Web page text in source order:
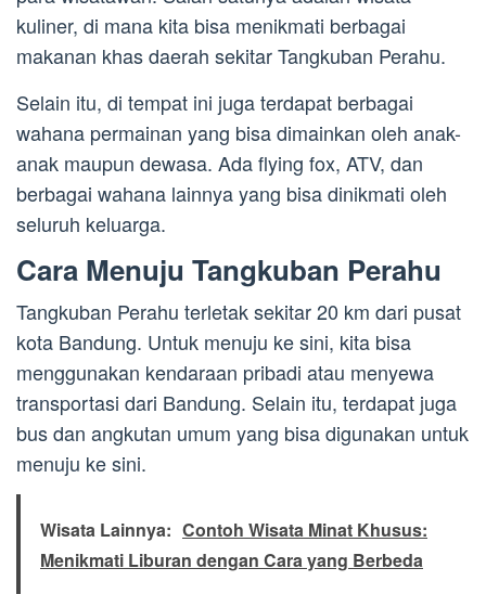
kuliner, di mana kita bisa menikmati berbagai
makanan khas daerah sekitar Tangkuban Perahu.
Selain itu, di tempat ini juga terdapat berbagai
wahana permainan yang bisa dimainkan oleh anak-
anak maupun dewasa. Ada flying fox, ATV, dan
berbagai wahana lainnya yang bisa dinikmati oleh
seluruh keluarga.
Cara Menuju Tangkuban Perahu
Tangkuban Perahu terletak sekitar 20 km dari pusat
kota Bandung. Untuk menuju ke sini, kita bisa
menggunakan kendaraan pribadi atau menyewa
transportasi dari Bandung. Selain itu, terdapat juga
bus dan angkutan umum yang bisa digunakan untuk
menuju ke sini.
Wisata Lainnya: Contoh Wisata Minat Khusus:
Menikmati Liburan dengan Cara yang Berbeda